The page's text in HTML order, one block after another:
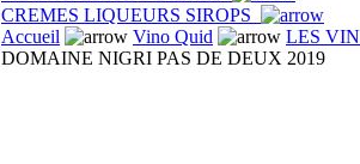
CREMES LIQUEURS SIROPS
Accueil
Vino Quid
LES
DOMAINE NIGRI PAS DE DEUX 2019